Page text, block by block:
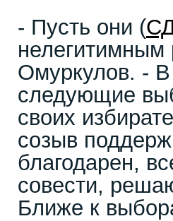
- Пусть они (
Омуркулов. -
следующие
своих
созыв
благодарен,
совести,
Ближе к